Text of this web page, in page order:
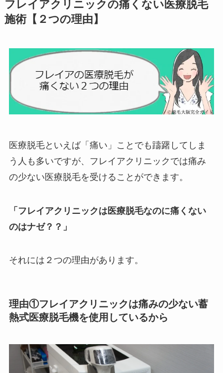
フレイアクリニックの痛くない医療脱毛
施術【２つの理由】
医療脱毛といえば「痛い」ことでも躊躇してしま
う人も多いですが、フレイアクリニックでは痛み
の少ない医療脱毛を受けることができます。
「フレイアクリニックは医療脱毛なのに痛くない
のはナゼ？？」
それには２つの理由があります。
理由①フレイアクリニックは痛みの少ない蓄
熱式医療脱毛機を使用しているから